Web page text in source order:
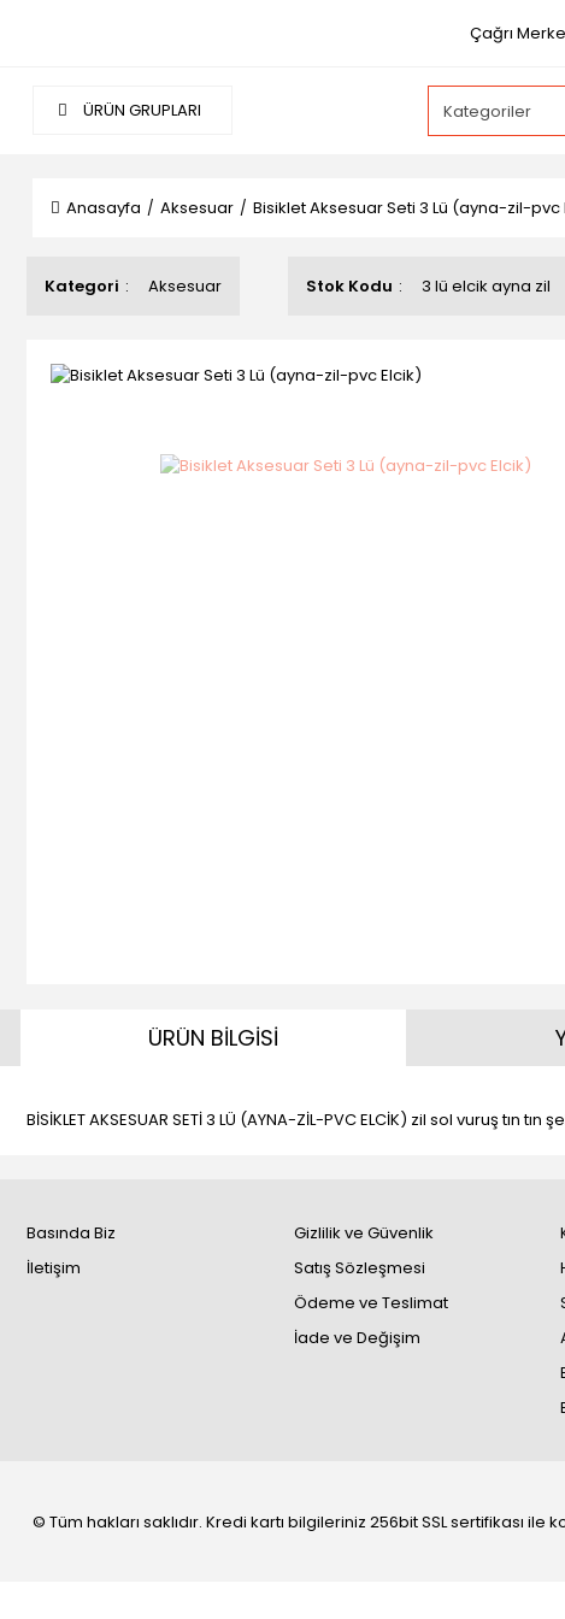
Çağrı
ÜRÜN GRUPLARI
Anasayfa Aksesuar Bisiklet Aksesuar Seti 3 Lü (ayna-zil-pvc
Kategori Aksesuar Stok Kodu 3 lü elcik ayna zil
ÜRÜN BİLGİSİ
BİSİKLET AKSESUAR SETİ 3 LÜ (AYNA-ZİL-PVC ELCİK) zil sol vuruş
Basında Biz
İletişim
Gizlilik ve Güvenlik
Satış Sözleşmesi
Ödeme ve Teslimat
İade ve Değişim
© Tüm hakları saklıdır. Kredi kartı bilgileriniz 256bit SSL sertifikası ile